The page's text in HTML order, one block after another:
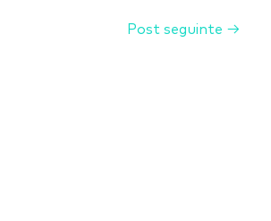
Post seguinte →